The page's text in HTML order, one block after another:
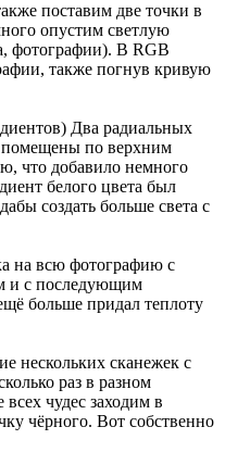
поставим две точки в
опустим светлую
фотографии). В RGB
также погнув кривую
Два радиальных
помещены по верхним
что добавило немного
белого цвета был
создать больше света с
на всю фотографию с
и с последующим
больше придал теплоту
нескольких сканежек с
раз в разном
чудес заходим в
чёрного. Вот собственно